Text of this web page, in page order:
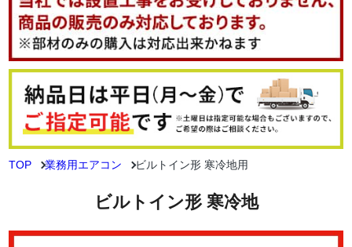
TOP 業務用エアコン ビルトイン形 寒冷地用
ビルトイン形 寒冷地